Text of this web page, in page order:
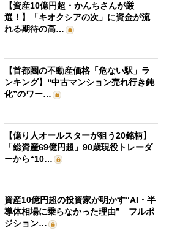
【資産10億円超・かんちさんが厳
選！】「キオクシアの次」に資金が流
れる期待の高…
【首都圏の不動産価格「危ない駅」ラ
ンキング】“中古マンション売れ行き鈍
化”のワー…
【億り人オールスターが狙う20銘柄】
「総資産69億円超」90歳現役トレーダ
ーから“10…
資産10億円超の投資家が明かす“AI・半
導体相場に乗らなかった理由” フルポ
ジション…